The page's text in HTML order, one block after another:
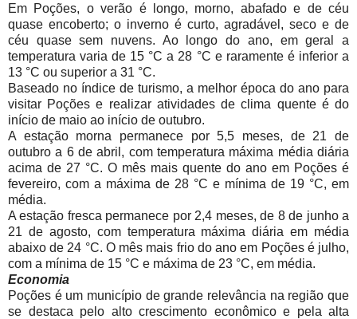
Em Poções, o verão é longo, morno, abafado e de céu
quase encoberto; o inverno é curto, agradável, seco e de
céu quase sem nuvens. Ao longo do ano, em geral a
temperatura varia de 15 °C a 28 °C e raramente é inferior a
13 °C ou superior a 31 °C.
Baseado no índice de turismo, a melhor época do ano para
visitar Poções e realizar atividades de clima quente é do
início de maio ao início de outubro.
A estação morna permanece por 5,5 meses, de 21 de
outubro a 6 de abril, com temperatura máxima média diária
acima de 27 °C. O mês mais quente do ano em Poções é
fevereiro, com a máxima de 28 °C e mínima de 19 °C, em
média.
A estação fresca permanece por 2,4 meses, de 8 de junho a
21 de agosto, com temperatura máxima diária em média
abaixo de 24 °C. O mês mais frio do ano em Poções é julho,
com a mínima de 15 °C e máxima de 23 °C, em média.
Economia
Poções é um município de grande relevância na região que
se destaca pelo alto crescimento econômico e pela alta